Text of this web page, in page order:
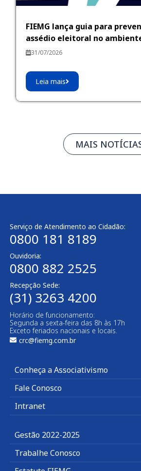
FIEMG lança guia para
assédio eleitoral no
31/07/2026
Leia mais
MAIS
Serviço de Atendimento ao Cidadão:
0800 181 8189
Ouvidoria:
0800 882 2525
Recepção Sede:
(31) 3263 4200
Horário de funcionamento:
Segunda a sexta-feira das 8h às 17h
Exceto feriados nacionais e locais.
crc@fiemg.com.br
Conheça a Associativismo
Fale Conosco
Intranet
Gestão 2022-2025
Trabalhe Conosco